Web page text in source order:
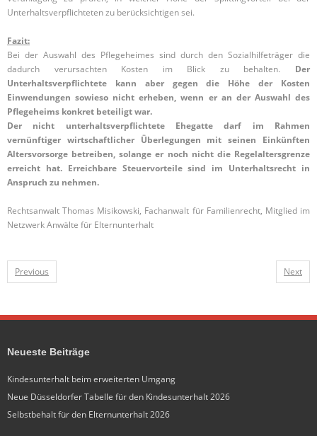
Unterhaltsverpflichteten zu berücksichtigen sei.
Fazit:
Bei der Auswahl des Pflegeheimes sind durch den Sozialhilfeträger die
dadurch verursachten Kosten im Blick zu behalten. Der
Unterhaltsverpflichtete kann aber gegen die Höhe der Kosten
Einwendungen sowieso nicht erheben, wenn er an der Auswahl des
Pflegeheims konkret beteiligt war.
Der nicht unterhaltsverpflichtete Ehegatte darf im Rahmen
vernünftiger wirtschaftlicher Überlegungen mit seinen Einkünften
Altersvorsorge betreiben, solange er noch nicht die Regelaltersgrenze
erreicht hat. Erreichbare Steuervorteile sind im Unterhaltsrecht in
Anspruch zu nehmen.
Rechtsanwalt Thomas Misikowski, Fachanwalt für Familienrecht, Mitglied im
Netzwerk Anwälte für Elternunterhalt
Previous Next
Neueste Beiträge
Kindesunterhalt beim erweiterten Umgang
Neue Düsseldorfer Tabelle für den Kindesunterhalt 2026
Selbstbehalt für den Elternunterhalt 2026